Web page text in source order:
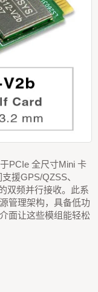
PCIe 全尺寸Mini 卡
援GPS/QZSS、
双频并行接收。此系
管理架构，具备低功
面让这些模组能轻松